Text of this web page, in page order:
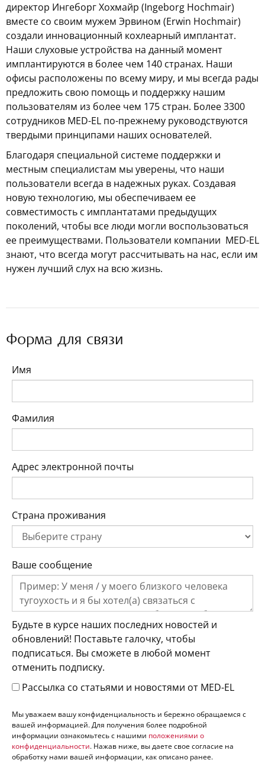
директор Ингеборг Хохмайр (Ingeborg Hochmair)
вместе со своим мужем Эрвином (Erwin Hochmair)
создали инновационный кохлеарный имплантат.
Наши слуховые устройства на данный момент
имплантируются в более чем 140 странах. Наши
офисы расположены по всему миру, и мы всегда рады
предложить свою помощь и поддержку нашим
пользователям из более чем 175 стран. Более 3300
сотрудников MED-EL по-прежнему руководствуются
твердыми принципами наших основателей.
Благодаря специальной системе поддержки и
местным специалистам мы уверены, что наши
пользователи всегда в надежных руках. Создавая
новую технологию, мы обеспечиваем ее
совместимость с имплантатами предыдущих
поколений, чтобы все люди могли воспользоваться
ее преимуществами. Пользователи компании MED-EL
знают, что всегда могут рассчитывать на нас, если им
нужен лучший слух на всю жизнь.
Форма для связи
Имя
Фамилия
Адрес электронной почты
Страна проживания
Ваше сообщение
Будьте в курсе наших последних новостей и
обновлений! Поставьте галочку, чтобы
подписаться. Вы сможете в любой момент
отменить подписку.
Рассылка со статьями и новостями от MED-EL
Мы уважаем вашу конфиденциальность и бережно обращаемся с
вашей информацией. Для получения более подробной
информации ознакомьтесь с нашими положениями о
конфиденциальности. Нажав ниже, вы даете свое согласие на
обработку нами вашей информации, как описано ранее.